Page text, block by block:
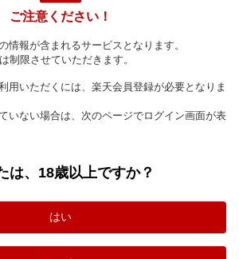
ご注意ください！
情報が含まれるサービスとなります。
制限させていただきます。
用いただくには、楽天会員登録が必要となりま
いない場合は、次のページでログイン画面が表
は、18歳以上ですか？